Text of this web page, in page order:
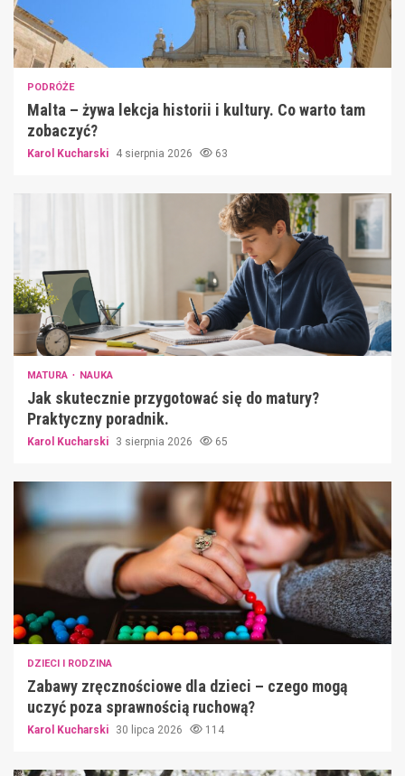
PODRÓŻE
Malta – żywa lekcja historii i kultury. Co warto tam
zobaczyć?
Karol Kucharski 4 sierpnia 2026 63
MATURA NAUKA
Jak skutecznie przygotować się do matury?
Praktyczny poradnik.
Karol Kucharski 3 sierpnia 2026 65
DZIECI I RODZINA
Zabawy zręcznościowe dla dzieci – czego mogą
uczyć poza sprawnością ruchową?
Karol Kucharski 30 lipca 2026 114